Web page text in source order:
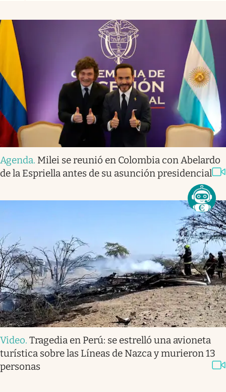
Agenda. Milei se reunió en Colombia con Abelardo
de la Espriella antes de su asunción presidencial
Video. Tragedia en Perú: se estrelló una avioneta
turística sobre las Líneas de Nazca y murieron 13
personas